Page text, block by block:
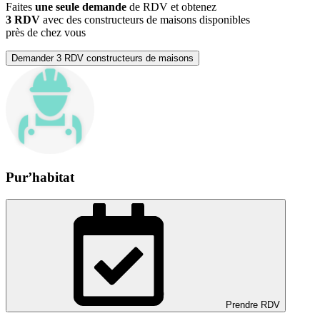
Faites une seule demande de RDV et obtenez
3 RDV avec des constructeurs de maisons disponibles
près de chez vous
Demander 3 RDV constructeurs de maisons
Pur’habitat
Prendre RDV